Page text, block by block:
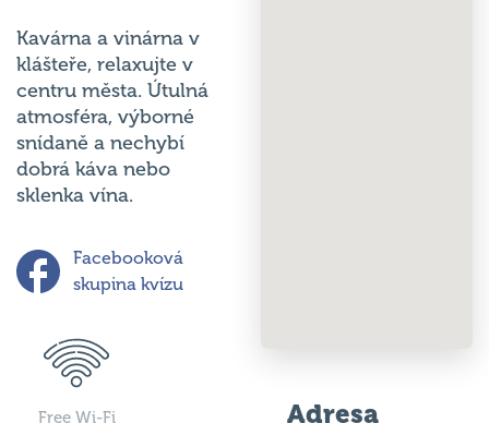
Kavárna a vinárna v
klášteře, relaxujte v
centru města. Útulná
atmosféra, výborné
snídaně a nechybí
dobrá káva nebo
sklenka vína.
Facebooková
skupina kvízu
Free Wi-Fi Adresa